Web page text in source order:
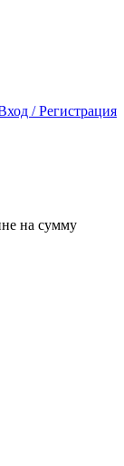
/ Регистрация
на сумму